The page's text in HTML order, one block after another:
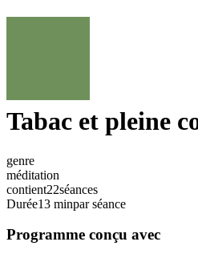
Tabac et pleine
genre
méditation
contient22séances
Durée13 minpar séance
Programme conçu avec